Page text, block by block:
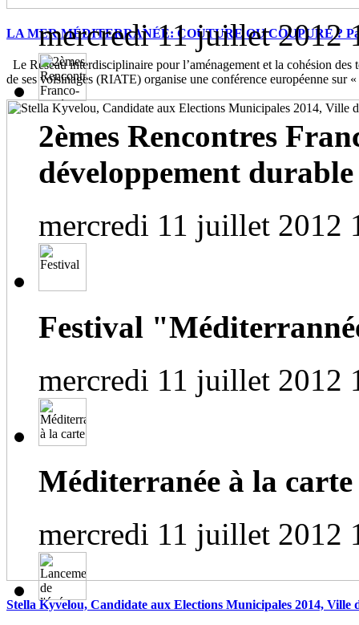
LA MER MÉDITERRANÉE: COUTURE OU COUPURE ?
Le Réseau interdisciplinaire pour l’aménagement et la cohésion des
de ses voisinages (RIATE) organise une conférence européenne sur
Stella Kyvelou, Candidate aux Elections Municipales 2014, Ville
mercredi 11 juillet 2012
2èmes Rencontres
développement durable
mercredi 11 juillet 2012
Festival
mercredi 11 juillet 2012
Méditerranée à la carte
mercredi 11 juillet 2012